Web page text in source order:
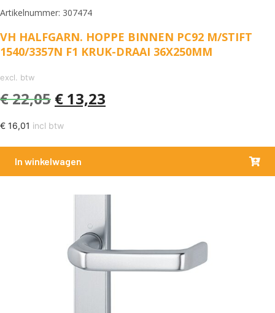
Artikelnummer: 307474
VH HALFGARN. HOPPE BINNEN PC92 M/STIFT
1540/3357N F1 KRUK-DRAAI 36X250MM
excl. btw
€22,05 € 13,23
€ 16,01 incl btw
In winkelwagen